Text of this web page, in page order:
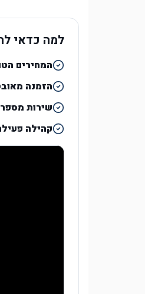
למה כדאי
המחירים
הזמנה
שירות מספר 1
קהילה